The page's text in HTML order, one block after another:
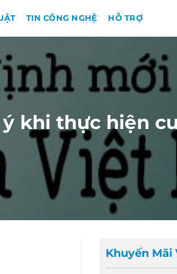
TIN CÔNG NGHỆ HỖ TRỢ
khi thực hiện
Khuyến Mãi